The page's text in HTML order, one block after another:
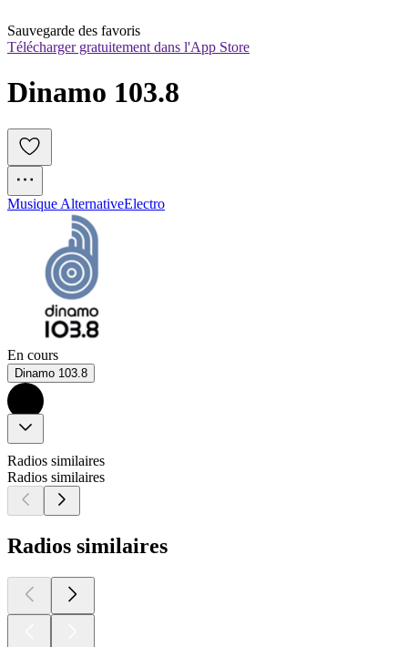
Sauvegarde des favoris
Télécharger gratuitement dans l'App Store
Dinamo 103.8
Musique AlternativeElectro
En cours
Dinamo 103.8
Radios similaires
Radios similaires
Radios similaires